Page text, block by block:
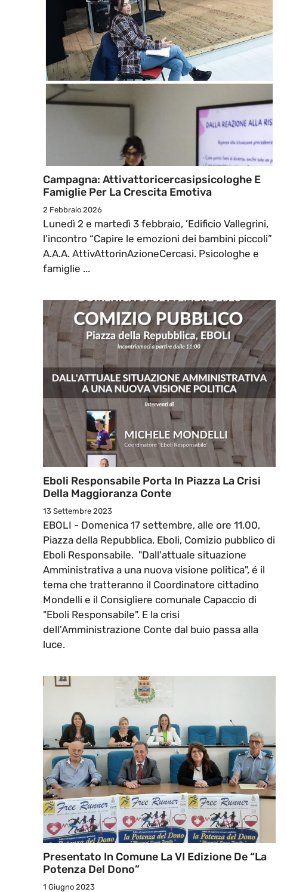
Campagna: Attivattoricercasipsicologhe E
Famiglie Per La Crescita Emotiva
2 Febbraio 2026
Lunedì 2 e martedì 3 febbraio, ’Edificio Vallegrini,
l’incontro “Capire le emozioni dei bambini piccoli”
A.A.A. AttivAttorinAzioneCercasi. Psicologhe e
famiglie ...
Eboli Responsabile Porta In Piazza La Crisi
Della Maggioranza Conte
13 Settembre 2023
EBOLI - Domenica 17 settembre, alle ore 11.00,
Piazza della Repubblica, Eboli, Comizio pubblico di
Eboli Responsabile. "Dall'attuale situazione
Amministrativa a una nuova visione politica", é il
tema che tratteranno il Coordinatore cittadino
Mondelli e il Consigliere comunale Capaccio di
"Eboli Responsabile". E la crisi
dell'Amministrazione Conte dal buio passa alla
luce.
Presentato In Comune La VI Edizione De “La
Potenza Del Dono”
1 Giugno 2023